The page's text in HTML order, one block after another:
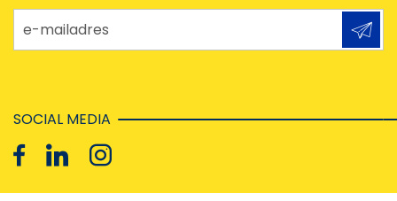
e-mailadres
SOCIAL MEDIA